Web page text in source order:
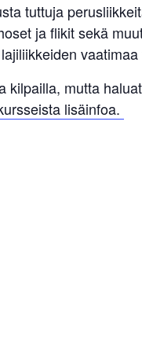
tuttuja
ja flikit sekä
mutta
lisäinfoa.